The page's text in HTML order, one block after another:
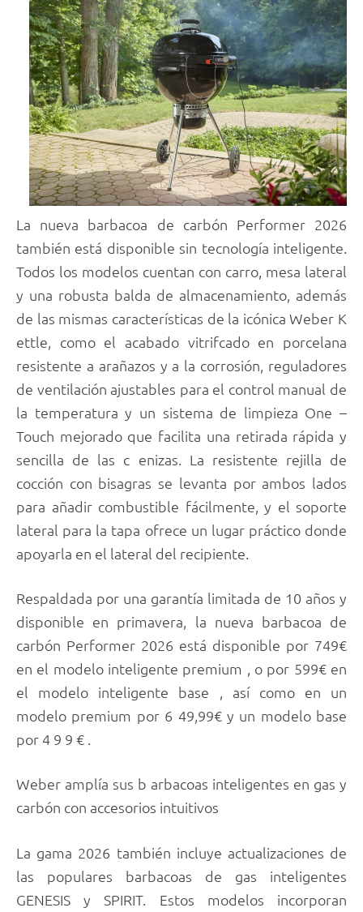
La nueva barbacoa de carbón Performer 2026
también está disponible sin tecnología inteligente.
Todos los modelos cuentan con carro, mesa lateral
y una robusta balda de almacenamiento, además
de las mismas características de la icónica Weber K
ettle, como el acabado vitrifcado en porcelana
resistente a arañazos y a la corrosión, reguladores
de ventilación ajustables para el control manual de
la temperatura y un sistema de limpieza One –
Touch mejorado que facilita una retirada rápida y
sencilla de las c enizas. La resistente rejilla de
cocción con bisagras se levanta por ambos lados
para añadir combustible fácilmente, y el soporte
lateral para la tapa ofrece un lugar práctico donde
apoyarla en el lateral del recipiente.
Respaldada por una garantía limitada de 10 años y
disponible en primavera, la nueva barbacoa de
carbón Performer 2026 está disponible por 749€
en el modelo inteligente premium , o por 599€ en
el modelo inteligente base , así como en un
modelo premium por 6 49,99€ y un modelo base
por 4 9 9 € .
Weber amplía sus b arbacoas inteligentes en gas y
carbón con accesorios intuitivos
La gama 2026 también incluye actualizaciones de
las populares barbacoas de gas inteligentes
GENESIS y SPIRIT. Estos modelos incorporan